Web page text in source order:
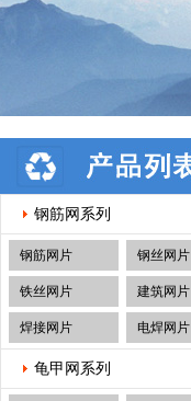
钢筋网系列
钢筋网片 钢丝网片
铁丝网片 建筑网片
焊接网片 电焊网片
龟甲网系列